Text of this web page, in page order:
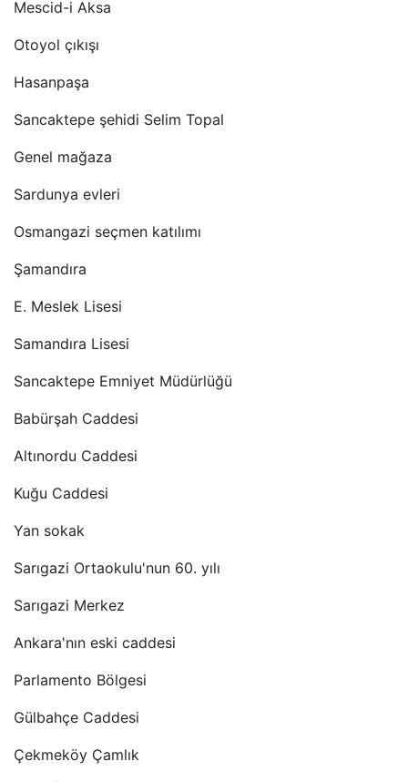
Mescid-i Aksa
Otoyol çıkışı
Hasanpaşa
Sancaktepe şehidi Selim Topal
Genel mağaza
Sardunya evleri
Osmangazi seçmen katılımı
Şamandıra
E. Meslek Lisesi
Samandıra Lisesi
Sancaktepe Emniyet Müdürlüğü
Babürşah Caddesi
Altınordu Caddesi
Kuğu Caddesi
Yan sokak
Sarıgazi Ortaokulu'nun 60. yılı
Sarıgazi Merkez
Ankara'nın eski caddesi
Parlamento Bölgesi
Gülbahçe Caddesi
Çekmeköy Çamlık